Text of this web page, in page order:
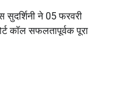
सुदर्शिनी ने 05 फरवरी
कॉल सफलतापूर्वक पूरा